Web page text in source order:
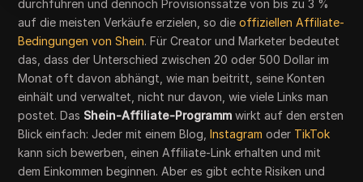
durchführen und dennoch Provisionssätze von bis zu 3 %
auf die meisten Verkäufe erzielen, so dieoffiziellen Affiliate-
Bedingungen von Shein. Für Creator und Marketer bedeutet
das, dass der Unterschied zwischen 20 oder 500 Dollar im
Monat oft davon abhängt, wie man beitritt, seine Konten
einhält und verwaltet, nicht nur davon, wie viele Links man
postet. Das Shein-Affiliate-Programm wirkt auf den ersten
Blick einfach: Jeder mit einem Blog,Instagram oder TikTok
kann sich bewerben, einen Affiliate-Link erhalten und mit
dem Einkommen beginnen. Aber es gibt echte Risiken und